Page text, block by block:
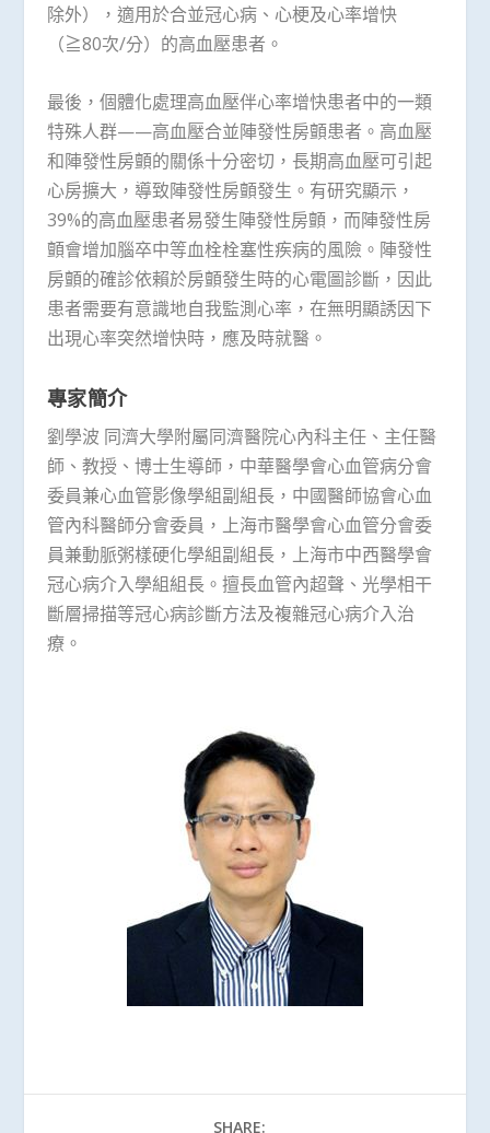
除外），適用於合並冠心病、心梗及心率增快
（≧80次/分）的高血壓患者。
最後，個體化處理高血壓伴心率增快患者中的一類
特殊人群——高血壓合並陣發性房顫患者。高血壓
和陣發性房顫的關係十分密切，長期高血壓可引起
心房擴大，導致陣發性房顫發生。有研究顯示，
39%的高血壓患者易發生陣發性房顫，而陣發性房
顫會增加腦卒中等血栓栓塞性疾病的風險。陣發性
房顫的確診依賴於房顫發生時的心電圖診斷，因此
患者需要有意識地自我監測心率，在無明顯誘因下
出現心率突然增快時，應及時就醫。
專家簡介
劉學波 同濟大學附屬同濟醫院心內科主任、主任醫
師、教授、博士生導師，中華醫學會心血管病分會
委員兼心血管影像學組副組長，中國醫師協會心血
管內科醫師分會委員，上海市醫學會心血管分會委
員兼動脈粥樣硬化學組副組長，上海市中西醫學會
冠心病介入學組組長。擅長血管內超聲、光學相干
斷層掃描等冠心病診斷方法及複雜冠心病介入治
療。
SHARE: